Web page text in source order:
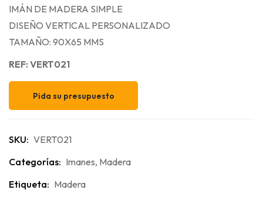
IMÁN DE MADERA SIMPLE
DISEÑO VERTICAL PERSONALIZADO
TAMAÑO: 90X65 MMS
REF: VERT021
Pida su presupuesto
SKU: VERT021
Categorías: Imanes, Madera
Etiqueta: Madera